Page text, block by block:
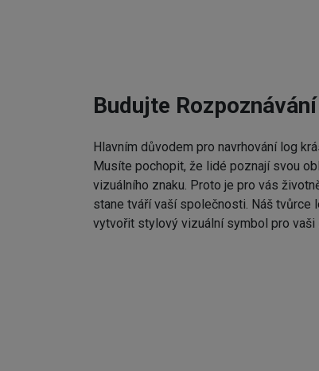
Budujte
Hlavním důvodem pro navrhování log
Musíte pochopit, že lidé poznají svou
vizuálního znaku. Proto je pro vás
stane tváří vaší společnosti. Náš tvůrce
vytvořit stylový vizuální symbol pro vaši